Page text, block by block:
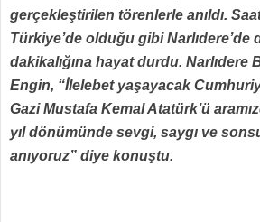
gerçekleştirilen törenlerle anıldı.
Türkiye’de olduğu gibi Narlıdere’de
dakikalığına hayat durdu. Narlıdere
Engin, “İlelebet yaşayacak
Gazi Mustafa Kemal Atatürk’ü
yıl dönümünde sevgi, saygı ve
anıyoruz” diye konuştu.